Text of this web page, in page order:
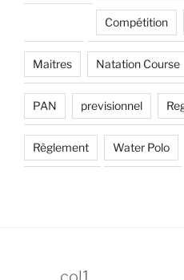
Compétition
Maitres Natation Course
PAN previsionnel
Règlement Water Polo